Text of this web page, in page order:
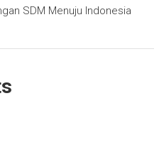
SDM Menuju Indonesia